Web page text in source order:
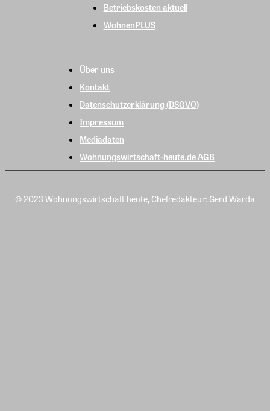
Betriebskosten aktuell
WohnenPLUS
Über uns
Kontakt
Datenschutzerklärung (DSGVO)
Impressum
Mediadaten
Wohnungswirtschaft-heute.de AGB
© 2023 Wohnungswirtschaft heute, Chefredakteur: Gerd Warda